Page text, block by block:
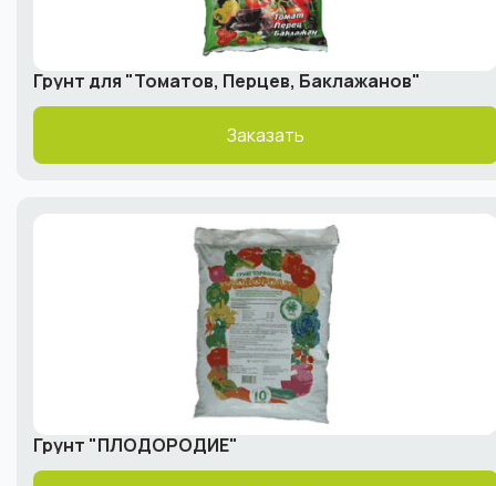
Грунт для "Томатов, Перцев, Баклажанов"
Заказать
Грунт "ПЛОДОРОДИЕ"